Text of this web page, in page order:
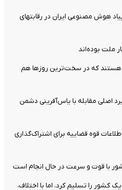
هوش مصنوعی ایران در رقابتهای
ملت بوده‌اند
هستند که در سخت‌ترین روزها هم
اصلی مقابله با یاس‌آفرینی دشمن
قوه قضاییه برای اشتراک‌گذاری
با قوت و سرعت در حال انجام است
را تسلیم کرد، اما با اختلاف،